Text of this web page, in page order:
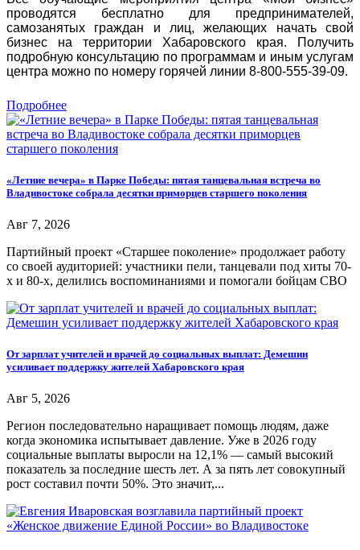
проводятся бесплатно для предпринимателей,
самозанятых граждан и лиц, желающих начать свой
бизнес на территории Хабаровского края. Получить
подробную консультацию по программам и иным услугам
центра можно по номеру горячей линии 8-800-555-39-09.
Подробнее
«Летние вечера» в Парке Победы: пятая танцевальная встреча во
Владивостоке собрала десятки приморцев старшего поколения
Авг 7, 2026
Партийный проект «Старшее поколение» продолжает работу
со своей аудиторией: участники пели, танцевали под хиты 70-
х и 80-х, делились воспоминаниями и помогали бойцам СВО
От зарплат учителей и врачей до социальных выплат: Демешин
усиливает поддержку жителей Хабаровского края
Авг 5, 2026
Регион последовательно наращивает помощь людям, даже
когда экономика испытывает давление. Уже в 2026 году
социальные выплаты выросли на 12,1% — самый высокий
показатель за последние шесть лет. А за пять лет совокупный
рост составил почти 50%. Это значит,...